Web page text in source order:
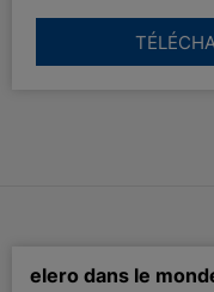
elero dans le